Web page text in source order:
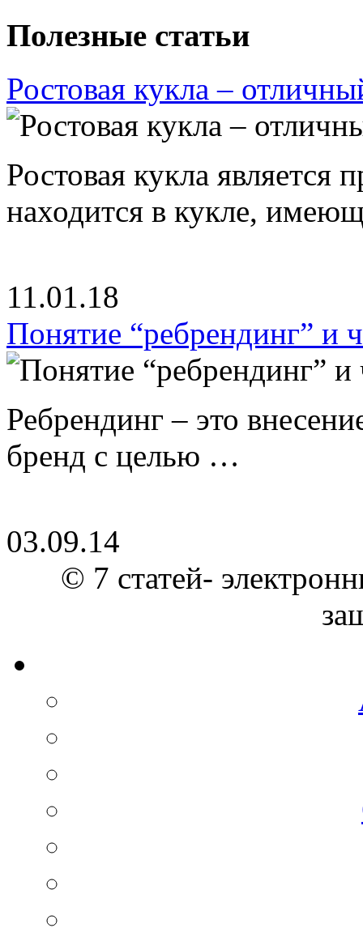
Полезные статьи
Ростовая кукла –
Ростовая кукла является
находится в кукле,
11.01.18
Понятие “ребрендинг” и
Ребрендинг – это
бренд с целью …
03.09.14
© 7 статей-